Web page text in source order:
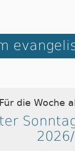
Für die Woche